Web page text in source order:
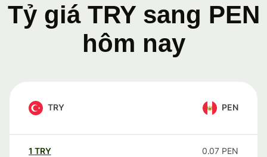
Tỷ giá TRY sang PEN
hôm nay
TRY PEN
1 TRY 0.07 PEN